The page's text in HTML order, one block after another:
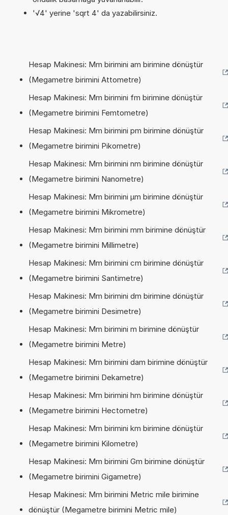
'√4' yerine 'sqrt 4' da yazabilirsiniz.
Hesap Makinesi: Mm birimini am birimine dönüştür
(Megametre birimini Attometre)
Hesap Makinesi: Mm birimini fm birimine dönüştür
(Megametre birimini Femtometre)
Hesap Makinesi: Mm birimini pm birimine dönüştür
(Megametre birimini Pikometre)
Hesap Makinesi: Mm birimini nm birimine dönüştür
(Megametre birimini Nanometre)
Hesap Makinesi: Mm birimini µm birimine dönüştür
(Megametre birimini Mikrometre)
Hesap Makinesi: Mm birimini mm birimine dönüştür
(Megametre birimini Millimetre)
Hesap Makinesi: Mm birimini cm birimine dönüştür
(Megametre birimini Santimetre)
Hesap Makinesi: Mm birimini dm birimine dönüştür
(Megametre birimini Desimetre)
Hesap Makinesi: Mm birimini m birimine dönüştür
(Megametre birimini Metre)
Hesap Makinesi: Mm birimini dam birimine dönüştür
(Megametre birimini Dekametre)
Hesap Makinesi: Mm birimini hm birimine dönüştür
(Megametre birimini Hectometre)
Hesap Makinesi: Mm birimini km birimine dönüştür
(Megametre birimini Kilometre)
Hesap Makinesi: Mm birimini Gm birimine dönüştür
(Megametre birimini Gigametre)
Hesap Makinesi: Mm birimini Metric mile birimine
dönüştür (Megametre birimini Metric mile)